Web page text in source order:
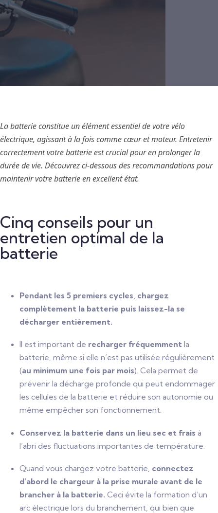
La batterie constitue un élément essentiel de votre vélo
électrique, agissant à la fois comme cœur et moteur. Entretenir
correctement votre batterie est crucial pour en prolonger la
durée de vie. Découvrez ci-dessous des recommandations pour
maintenir votre batterie en excellent état.
Cinq conseils pour un
entretien optimal de la
batterie
Pendant les 5 premiers cycles, chargez
complètement la batterie puis laissez-la se
décharger entièrement.
Il est important de recharger fréquemment la
batterie, même si elle n’est pas utilisée régulièrement
(au minimum une fois par mois). Cela permet de
prévenir la décharge profonde qui peut endommager
les cellules de la batterie et réduire son autonomie ou
même empêcher son fonctionnement.
Conservez la batterie dans un lieu sec et frais à
l’abri des fluctuations importantes de température.
Quand vous chargez votre batterie, connectez
d’abord le chargeur à la prise murale avant de le
brancher à la batterie. Ceci évite la formation d’un
arc électrique lors du branchement, qui bien que